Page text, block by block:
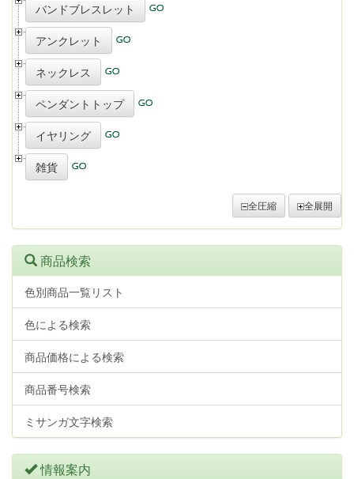
バンドブレスレット
アンクレット
ネックレス
ペンダントトップ
イヤリング
雑貨
全圧縮 全展開
商品検索
色別商品一覧リスト
色による検索
商品価格による検索
商品番号検索
ミサンガ文字検索
情報案内